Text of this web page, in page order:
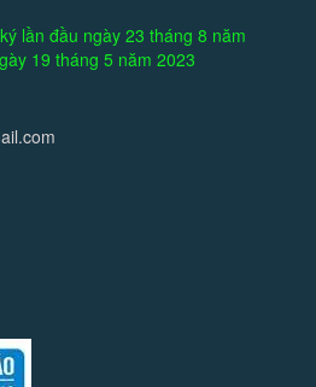
lần đầu ngày 23 tháng 8 năm
19 tháng 5 năm 2023